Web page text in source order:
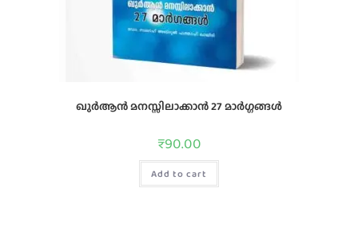
ഖുർആൻ മനസ്സിലാക്കാൻ 27 മാർഗ്ഗങ്ങൾ
₹90.00
Add to cart